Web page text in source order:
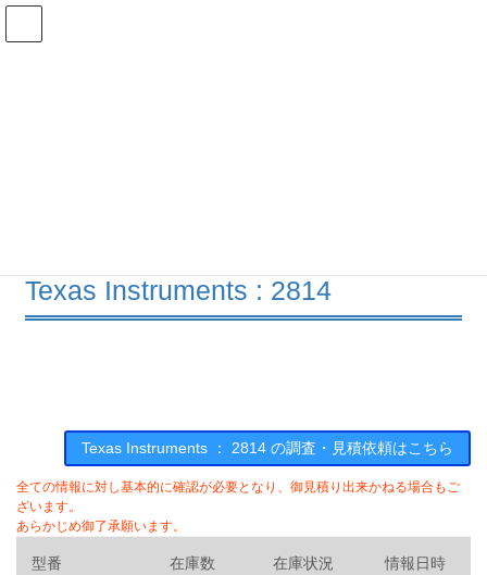
コ
ナ
Texas Instruments : 2814
Texas Instruments ： 2814 の調査・見積依頼はこちら
全ての情報に対し基本的に確認が必要となり、御見積り出来かねる場合もご
ざいます。
あらかじめ御了承願います。
型番 在庫数 在庫状況 情報日時